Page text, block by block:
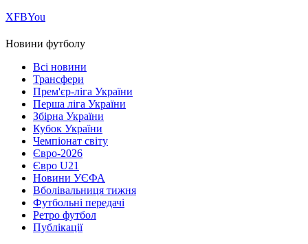
ХFBYou
Новини футболу
Всі новини
Трансфери
Прем'єр-ліга України
Перша ліга України
Збірна України
Кубок України
Чемпіонат світу
Євро-2026
Євро U21
Новини УЄФА
Вболівальниця тижня
Футбольні передачі
Ретро футбол
Публікації